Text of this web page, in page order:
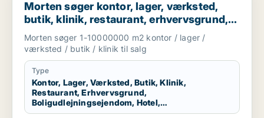
Morten søger kontor, lager, værksted,
butik, klinik, restaurant, erhvervsgrund,
boligudlejningsejendom, hotel eller
produktionslokaler til salg i Region
Nordjylland
Morten søger 1-10000000 m2 kontor / lager /
værksted / butik / klinik til salg
Type
Kontor, Lager, Værksted, Butik, Klinik,
Restaurant, Erhvervsgrund,
Boligudlejningsejendom, Hotel,
Produktionslokaler